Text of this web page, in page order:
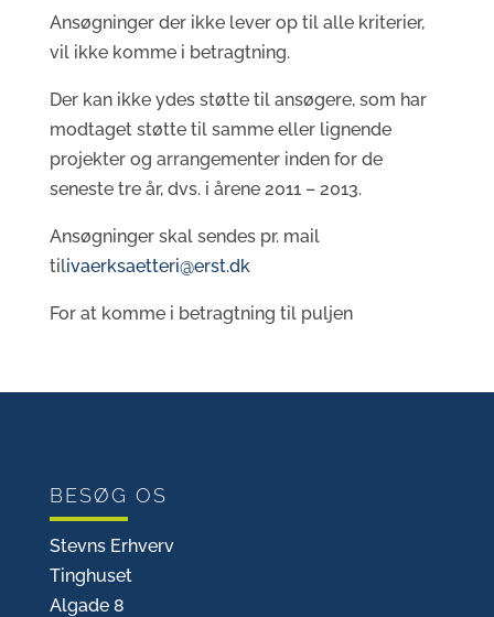
Ansøgninger der ikke lever op til alle kriterier,
vil ikke komme i betragtning.
Der kan ikke ydes støtte til ansøgere, som har
modtaget støtte til samme eller lignende
projekter og arrangementer inden for de
seneste tre år, dvs. i årene 2011 – 2013.
Ansøgninger skal sendes pr. mail
tilivaerksaetteri@erst.dk
For at komme i betragtning til puljen
BESØG OS
Stevns Erhverv
Tinghuset
Algade 8